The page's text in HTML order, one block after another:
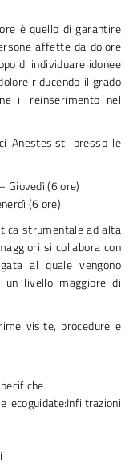
è quello di garantire
affette da dolore
di individuare idonee
riducendo il grado
il reinserimento nel
Anestesisti presso le
Giovedì (6 ore)
(6 ore)
strumentale ad alta
si collabora con
al quale vengono
livello maggiore di
visite, procedure e
ecoguidate:Infiltrazioni